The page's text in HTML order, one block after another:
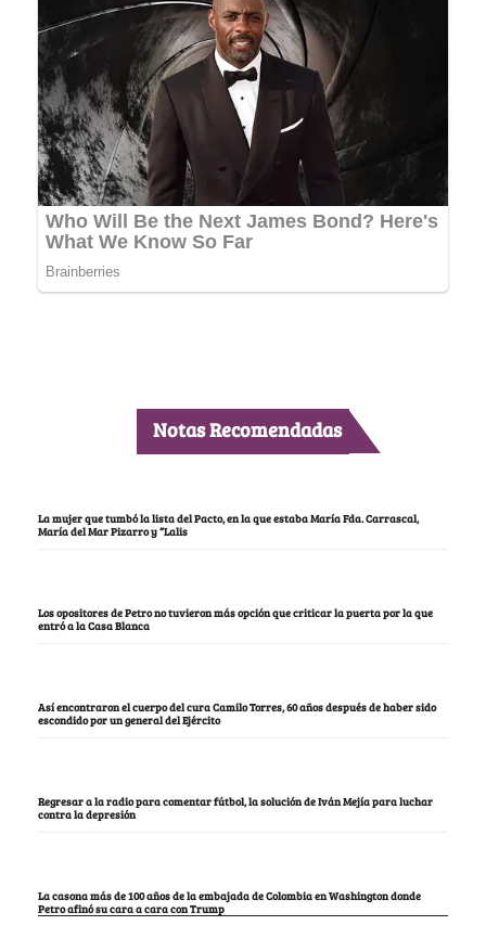
Notas Recomendadas
La mujer que tumbó la lista del Pacto, en la que estaba María Fda. Carrascal,
María del Mar Pizarro y “Lalis
Los opositores de Petro no tuvieron más opción que criticar la puerta por la que
entró a la Casa Blanca
Así encontraron el cuerpo del cura Camilo Torres, 60 años después de haber sido
escondido por un general del Ejército
Regresar a la radio para comentar fútbol, la solución de Iván Mejía para luchar
contra la depresión
La casona más de 100 años de la embajada de Colombia en Washington donde
Petro afinó su cara a cara con Trump